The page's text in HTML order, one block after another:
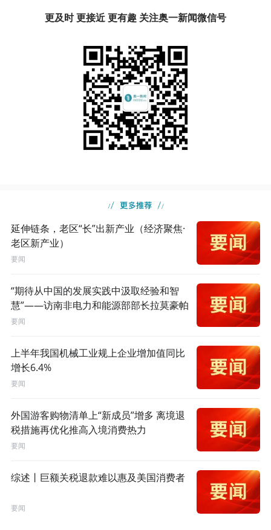
更及时 更接近 更有趣 关注奥一新闻微信号
延伸链条，老区“长”出新产业（经济聚焦·
老区新产业）
要闻
“期待从中国的发展实践中汲取经验和智
慧”——访南非电力和能源部部长拉莫豪帕
要闻
上半年我国机械工业规上企业增加值同比
增长6.4%
要闻
外国游客购物清单上“新成员”增多 离境退
税措施再优化推高入境消费热力
要闻
综述丨巨额关税退款难以惠及美国消费者
要闻